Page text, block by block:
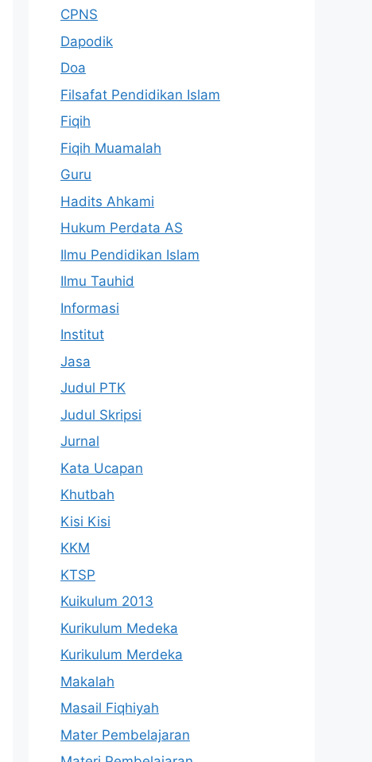
CPNS
Dapodik
Doa
Filsafat Pendidikan Islam
Fiqih
Fiqih Muamalah
Guru
Hadits Ahkami
Hukum Perdata AS
Ilmu Pendidikan Islam
Ilmu Tauhid
Informasi
Institut
Jasa
Judul PTK
Judul Skripsi
Jurnal
Kata Ucapan
Khutbah
Kisi Kisi
KKM
KTSP
Kuikulum 2013
Kurikulum Medeka
Kurikulum Merdeka
Makalah
Masail Fiqhiyah
Mater Pembelajaran